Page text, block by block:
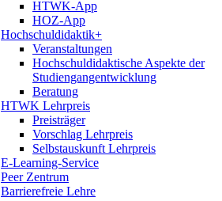
HTWK-App
HOZ-App
Hochschuldidaktik+
Veranstaltungen
Hochschuldidaktische Aspekte der
Studiengangentwicklung
Beratung
HTWK Lehrpreis
Preisträger
Vorschlag Lehrpreis
Selbstauskunft Lehrpreis
E-Learning-Service
Peer Zentrum
Barrierefreie Lehre